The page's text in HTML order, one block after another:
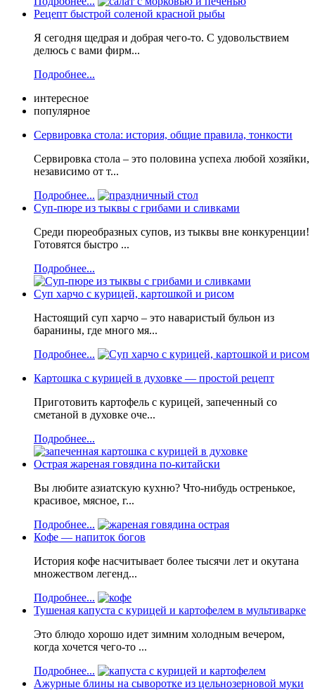
Рецепт быстрой соленой красной рыбы
Я сегодня щедрая и добрая чего-то. С удовольствием
делюсь с вами фирм...
Подробнее...
интересное
популярное
Сервировка стола: история, общие правила, тонкости
Сервировка стола – это половина успеха любой хозяйки,
независимо от т...
Подробнее...
Суп-пюре из тыквы с грибами и сливками
Среди пюреобразных супов, из тыквы вне конкуренции!
Готовятся быстро ...
Подробнее...
Суп харчо с курицей, картошкой и рисом
Настоящий суп харчо – это наваристый бульон из
баранины, где много мя...
Подробнее...
Картошка с курицей в духовке — простой рецепт
Приготовить картофель с курицей, запеченный со
сметаной в духовке оче...
Подробнее...
Острая жареная говядина по-китайски
Вы любите азиатскую кухню? Что-нибудь остренькое,
красивое, мясное, г...
Подробнее...
Кофе — напиток богов
История кофе насчитывает более тысячи лет и окутана
множеством легенд...
Подробнее...
Тушеная капуста с курицей и картофелем в мультиварке
Это блюдо хорошо идет зимним холодным вечером,
когда хочется чего-то ...
Подробнее...
Ажурные блины на сыворотке из цельнозерновой муки